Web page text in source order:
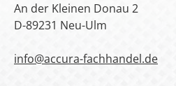
An der Kleinen Donau 2
D-89231 Neu-Ulm
info@accura-fachhandel.de